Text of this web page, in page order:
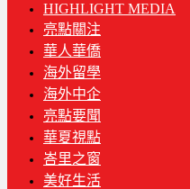
HIGHLIGHT MEDIA
亮點關注
華人華僑
海外留學
海外中企
亮點要聞
華夏視點
峇里之窗
美好生活